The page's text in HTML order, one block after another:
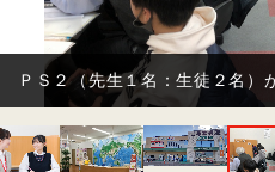
ＰＳ２（先生１名